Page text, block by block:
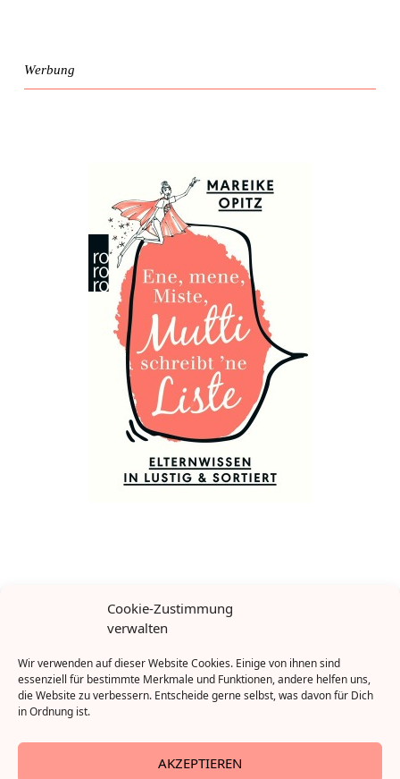
Cookie-Zustimmung
verwalten
Wir verwenden auf dieser Website Cookies. Einige von ihnen sind
essenziell für bestimmte Merkmale und Funktionen, andere helfen uns,
die Website zu verbessern. Entscheide gerne selbst, was davon für Dich
in Ordnung ist.
AKZEPTIEREN
Werbung
Liste“, Rowohlt